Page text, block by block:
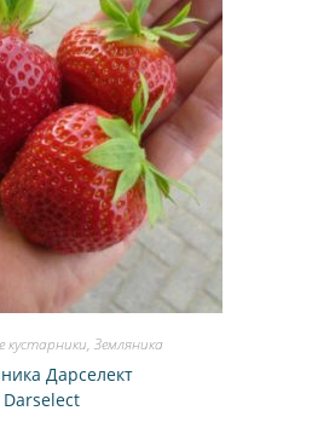
кустарники, Земляника
Дарселект
Darselect